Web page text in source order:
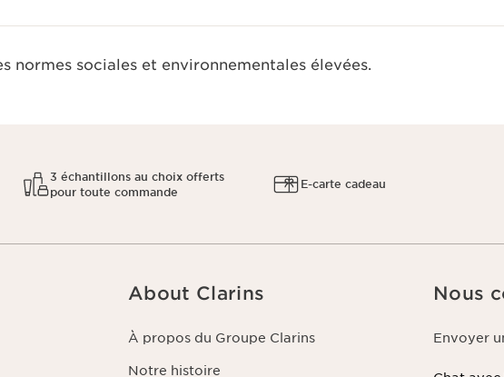
normes sociales et environnementales élevées.
3 échantillons au choix offerts
pour toute commande
E-carte cadeau
About Clarins
À propos du Groupe Clarins
Notre histoire
Nous
Envoyer